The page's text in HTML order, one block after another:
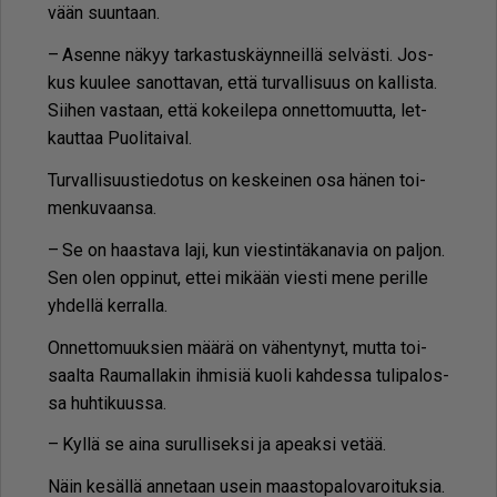
vään suun­taan.
– Asen­ne nä­kyy tar­kas­tus­käyn­neil­lä sel­väs­ti. Jos­
kus kuu­lee sa­not­ta­van, et­tä tur­val­li­suus on kal­lis­ta.
Sii­hen vas­taan, et­tä ko­kei­le­pa on­net­to­muut­ta, let­
kaut­taa Puo­li­tai­val.
Tur­val­li­suus­tie­do­tus on kes­kei­nen osa hä­nen toi­
men­ku­vaan­sa.
– Se on haas­ta­va laji, kun vies­tin­tä­ka­na­via on pal­jon.
Sen olen op­pi­nut, et­tei mi­kään vies­ti mene pe­ril­le
yh­del­lä ker­ral­la.
On­net­to­muuk­sien mää­rä on vä­hen­ty­nyt, mut­ta toi­
saal­ta Rau­mal­la­kin ih­mi­siä kuo­li kah­des­sa tu­li­pa­los­
sa huh­ti­kuus­sa.
– Kyl­lä se ai­na su­rul­li­sek­si ja ape­ak­si ve­tää.
Näin ke­säl­lä an­ne­taan usein maas­to­pa­lo­va­roi­tuk­sia.